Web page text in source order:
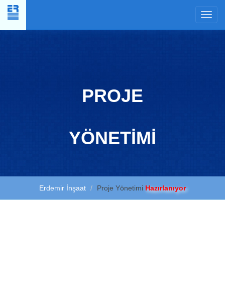
PROJE
YÖNETİMİ
Erdemir İnşaat Proje Yönetimi Hazırlanıyor